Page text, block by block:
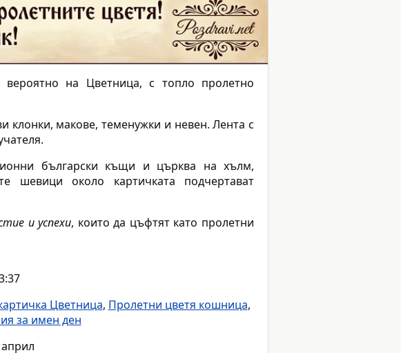
вероятно на Цветница, с топло пролетно
клонки, макове, теменужки и невен. Лента с
български къщи и църква на хълм,
шевици около картичката подчертават
и успехи, които да цъфтят като пролетни
Цветница, Пролетни цветя кошница,
за имен ден